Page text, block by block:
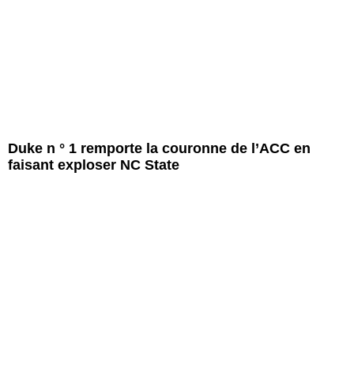
Duke n ° 1 remporte la couronne de l’ACC en
faisant exploser NC State